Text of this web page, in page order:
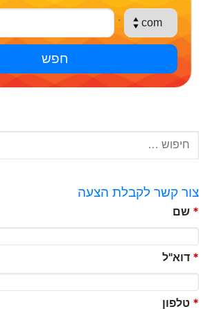
חפש
צור קשר לקבלת הצעה